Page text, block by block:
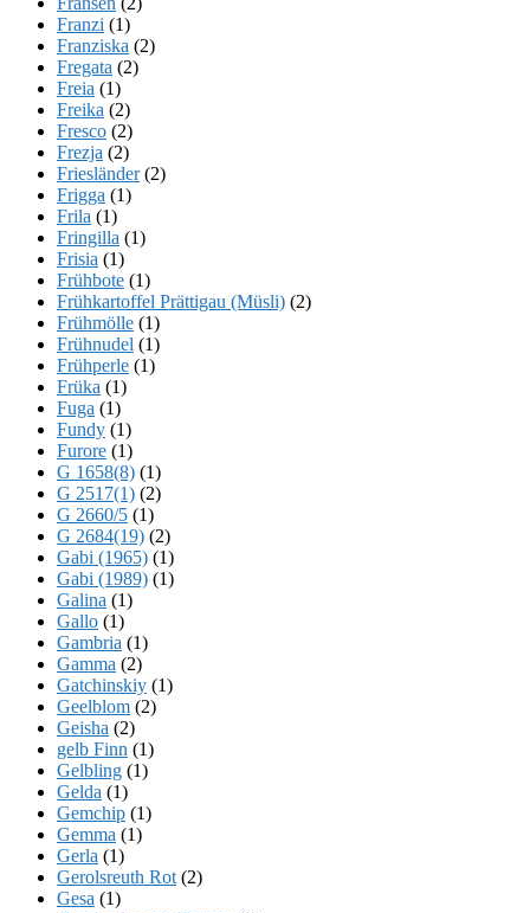
Franzi (1)
Franziska (2)
Fregata (2)
Freia (1)
Freika (2)
Fresco (2)
Frezja (2)
Friesländer(2)
Frigga (1)
Frila (1)
Fringilla (1)
Frisia (1)
Frühbote (1)
Frühkartoffel Prättigau (Müsli) (2)
Frühmölle (1)
Frühnudel (1)
Frühperle (1)
Früka (1)
Fuga (1)
Fundy (1)
Furore (1)
G 1658(8) (1)
G 2517(1) (2)
G 2660/5 (1)
G 2684(19) (2)
Gabi (1965) (1)
Gabi (1989) (1)
Galina (1)
Gallo (1)
Gambria (1)
Gamma (2)
Gatchinskiy (1)
Geelblom (2)
Geisha (2)
gelb Finn (1)
Gelbling (1)
Gelda (1)
Gemchip (1)
Gemma (1)
Gerla (1)
Gerolsreuth Rot (2)
Gesa (1)